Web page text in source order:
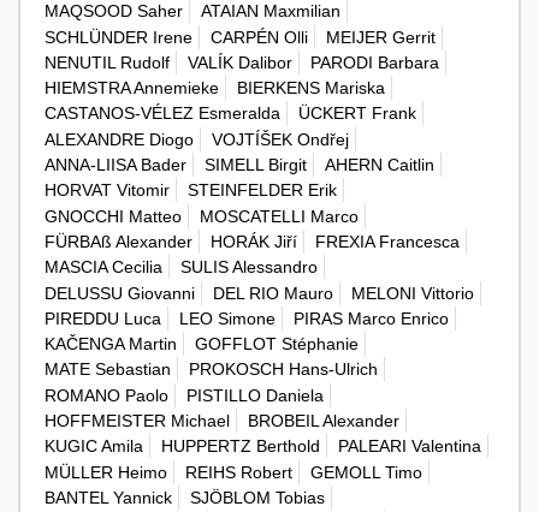
MAQSOOD Saher
ATAIAN Maxmilian
SCHLÜNDER Irene
CARPÉN Olli
MEIJER Gerrit
NENUTIL Rudolf
VALÍK Dalibor
PARODI Barbara
HIEMSTRA Annemieke
BIERKENS Mariska
CASTANOS-VÉLEZ Esmeralda
ÜCKERT Frank
ALEXANDRE Diogo
VOJTÍŠEK Ondřej
ANNA-LIISA Bader
SIMELL Birgit
AHERN Caitlin
HORVAT Vitomir
STEINFELDER Erik
GNOCCHI Matteo
MOSCATELLI Marco
FÜRBAß Alexander
HORÁK Jiří
FREXIA Francesca
MASCIA Cecilia
SULIS Alessandro
DELUSSU Giovanni
DEL RIO Mauro
MELONI Vittorio
PIREDDU Luca
LEO Simone
PIRAS Marco Enrico
KAČENGA Martin
GOFFLOT Stéphanie
MATE Sebastian
PROKOSCH Hans-Ulrich
ROMANO Paolo
PISTILLO Daniela
HOFFMEISTER Michael
BROBEIL Alexander
KUGIC Amila
HUPPERTZ Berthold
PALEARI Valentina
MÜLLER Heimo
REIHS Robert
GEMOLL Timo
BANTEL Yannick
SJÖBLOM Tobias